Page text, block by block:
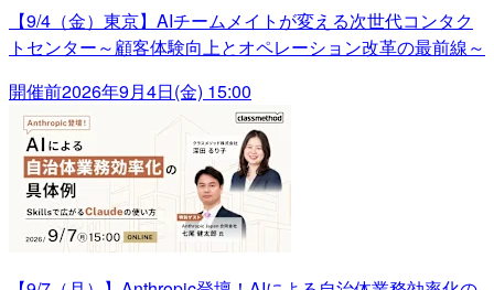
【9/4（金）東京】AIチームメイトが変える次世代コンタク
トセンター～顧客体験向上とオペレーション改革の最前線～
開催前2026年9月4日(金) 15:00